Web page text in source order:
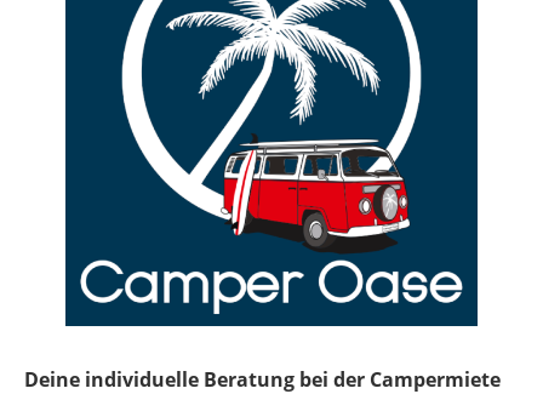
Deine individuelle Beratung bei der Campermiete